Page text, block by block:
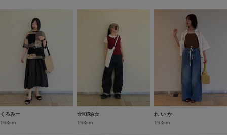
くろみー
168cm
‪☆KIRA‪☆
158cm
れ い か
153cm